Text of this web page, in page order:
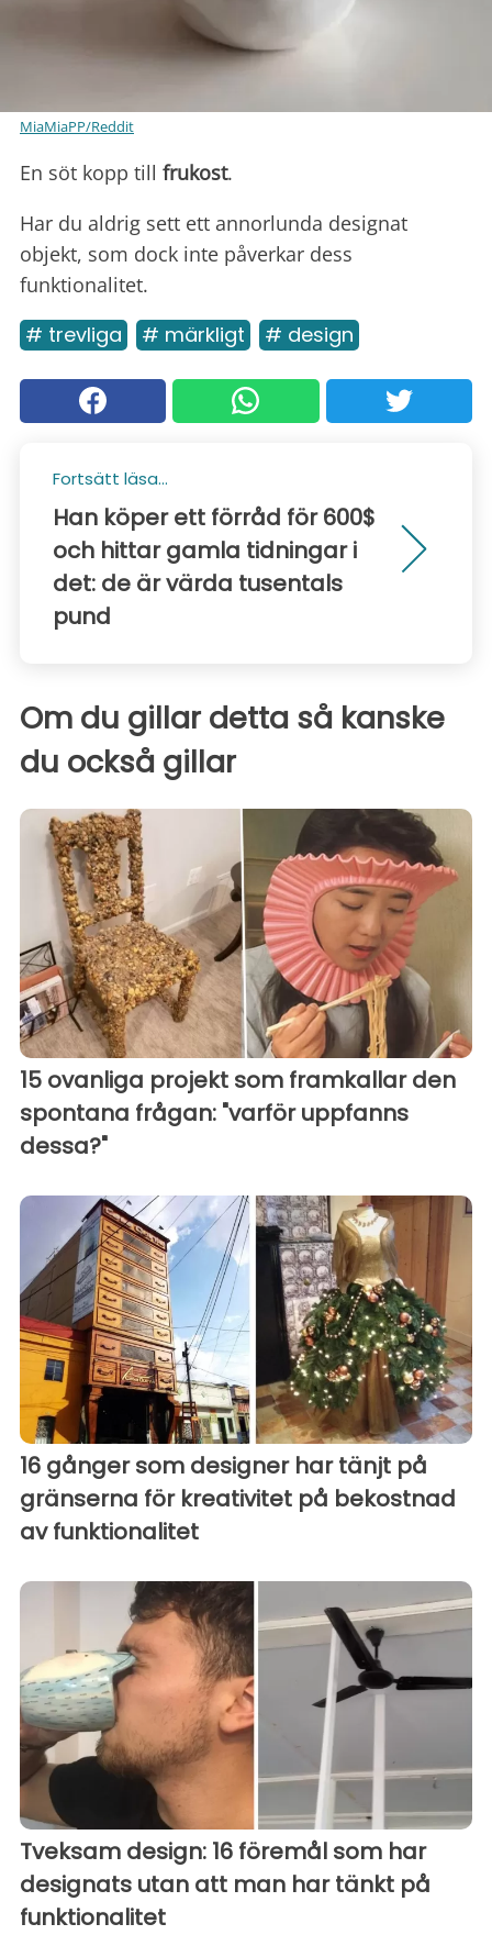
MiaMiaPP/Reddit
En söt kopp till frukost.
Har du aldrig sett ett annorlunda designat
objekt, som dock inte påverkar dess
funktionalitet.
# trevliga # märkligt # design
Fortsätt läsa...
Han köper ett förråd för 600$
och hittar gamla tidningar i
det: de är värda tusentals
pund
Om du gillar detta så kanske
du också gillar
15 ovanliga projekt som framkallar den
spontana frågan: "varför uppfanns
dessa?"
16 gånger som designer har tänjt på
gränserna för kreativitet på bekostnad
av funktionalitet
Tveksam design: 16 föremål som har
designats utan att man har tänkt på
funktionalitet